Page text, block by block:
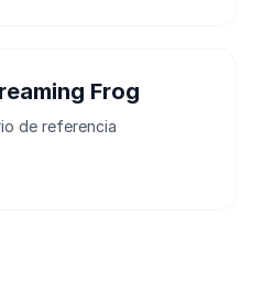
Frog
de referencia